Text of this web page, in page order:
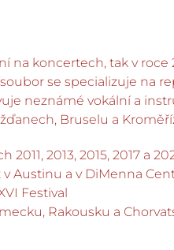
na koncertech, tak v roce
se specializuje na
neznámé vokální a
Bruselu a
2013, 2015, 2017 a
Austinu a v DiMenna
Festival
Rakousku a